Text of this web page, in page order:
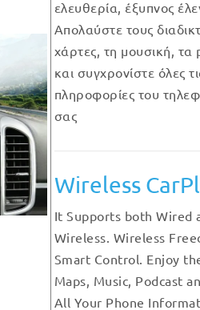
ελευθερία, έξυπνος
Απολαύστε τους
χάρτες, τη μουσική, τα
και συγχρονίστε όλες
πληροφορίες του
σας
Wireless
It Supports both Wired
Wireless. Wireless
Smart Control. Enjoy
Maps, Music, Podcast
All Your Phone